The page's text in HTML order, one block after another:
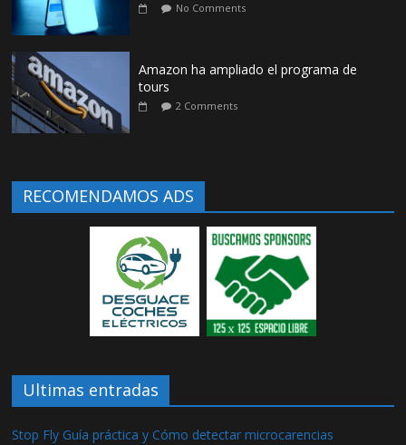
No Comments
Amazon ha ampliado el programa de
tours
2 Comments
RECOMENDAMOS ADS
Ultimas entradas
Stop Fly Guía práctica y Cómo detectar microcarencias